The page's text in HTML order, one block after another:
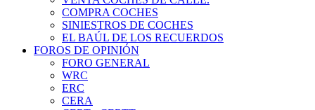
COMPRA COCHES
SINIESTROS DE COCHES
EL BAÚL DE LOS RECUERDOS
FOROS DE OPINIÓN
FORO GENERAL
WRC
ERC
CERA